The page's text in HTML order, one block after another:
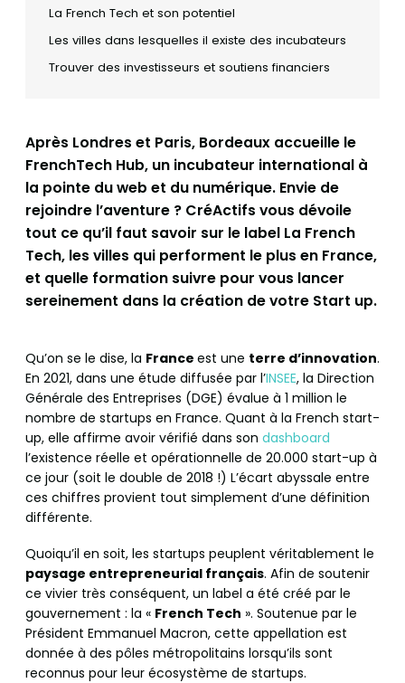
La French Tech et son potentiel
Les villes dans lesquelles il existe des incubateurs
Trouver des investisseurs et soutiens financiers
Après Londres et Paris, Bordeaux accueille le
FrenchTech Hub, un incubateur international à
la pointe du web et du numérique. Envie de
rejoindre l’aventure ? CréActifs vous dévoile
tout ce qu’il faut savoir sur le label La French
Tech, les villes qui performent le plus en France,
et quelle formation suivre pour vous lancer
sereinement dans la création de votre Start up.
Qu’on se le dise, la France est une terre d’innovation.
En 2021, dans une étude diffusée par l’INSEE, la Direction
Générale des Entreprises (DGE) évalue à 1 million le
nombre de startups en France. Quant à la French start-
up, elle affirme avoir vérifié dans son dashboard
l’existence réelle et opérationnelle de 20.000 start-up à
ce jour (soit le double de 2018 !) L’écart abyssale entre
ces chiffres provient tout simplement d’une définition
différente.
Quoiqu’il en soit, les startups peuplent véritablement le
paysage entrepreneurial français. Afin de soutenir
ce vivier très conséquent, un label a été créé par le
gouvernement : la « French Tech ». Soutenue par le
Président Emmanuel Macron, cette appellation est
donnée à des pôles métropolitains lorsqu’ils sont
reconnus pour leur écosystème de startups.